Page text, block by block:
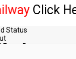
Click Here
Status
Exam Dates
2025: Post Increase